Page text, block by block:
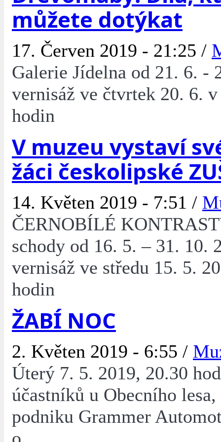
můžete dotýkat
17. Červen 2019 - 21:25 /
Galerie Jídelna od 21. 6. -
vernisáž ve čtvrtek 20. 6.
hodin
V muzeu vystaví
žáci českolipské
14. Květen 2019 - 7:51 /
ČERNOBÍLÉ
schody od 16. 5. – 31. 10.
vernisáž ve středu 15. 5.
hodin
ŽABÍ NOC
2. Květen 2019 - 6:55 /
Úterý 7. 5. 2019, 20.30
účastníků u Obecního
podniku Grammer